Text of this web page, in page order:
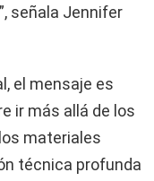
señala Jennifer
el mensaje es
ir más allá de los
materiales
técnica profunda